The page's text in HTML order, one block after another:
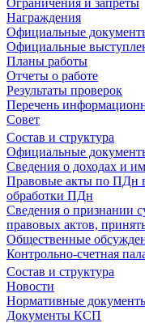
Ограничения и запреты
Награждения
Официальные
Официальные
Планы работы
Отчеты о работе
Результаты проверок
Перечень
Совет
Состав и структура
Официальные
Сведения о доходах и
Правовые акты по ПДн
обработки ПДн
Сведения о признании
правовых актов,
Общественные
Контрольно-счетная
Состав и структура
Новости
Нормативные
Документы КСП